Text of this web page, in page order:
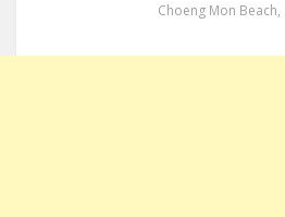
Choeng Mon Beach,